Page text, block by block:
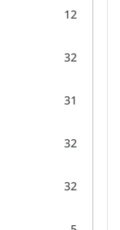
12
32
31
32
32